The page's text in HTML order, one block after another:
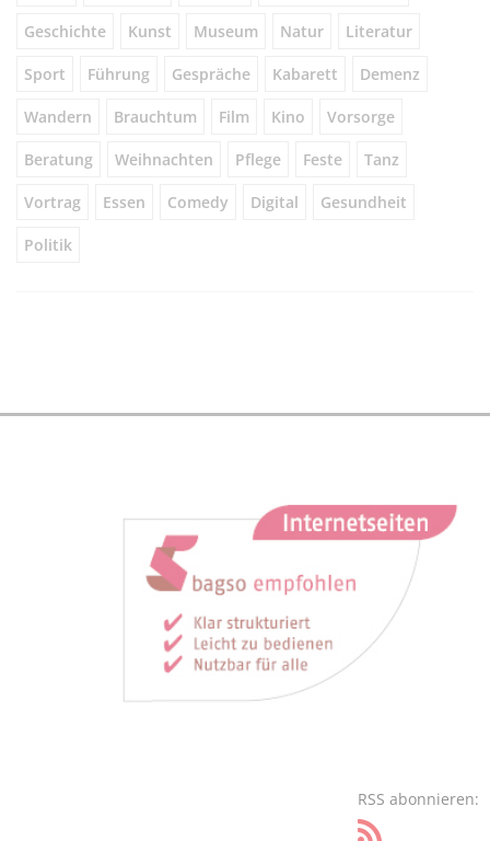
Geschichte Kunst Museum Natur Literatur
Sport Führung Gespräche Kabarett Demenz
Wandern Brauchtum Film Kino Vorsorge
Beratung Weihnachten Pflege Feste Tanz
Vortrag Essen Comedy Digital Gesundheit
Politik
RSS abonnieren: